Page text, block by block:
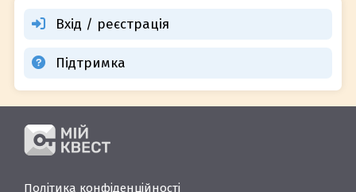
Вхід / реєстрація
Підтримка
Політика конфіденційності